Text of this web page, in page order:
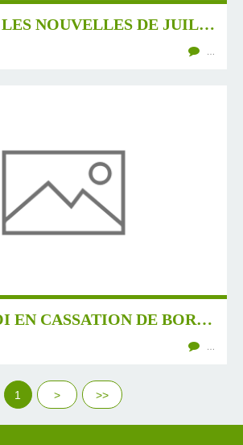
[ELZEARD] LES NOUVELLES DE JUILLET 2025 DE LA COORDINATION NATIONALE PHOTORÉVOLTÉE
…
LE POURVOI EN CASSATION DE BORALEX POUR CRUIS EST ADMIS - 7 JUILLET 2025
…
1 > >>